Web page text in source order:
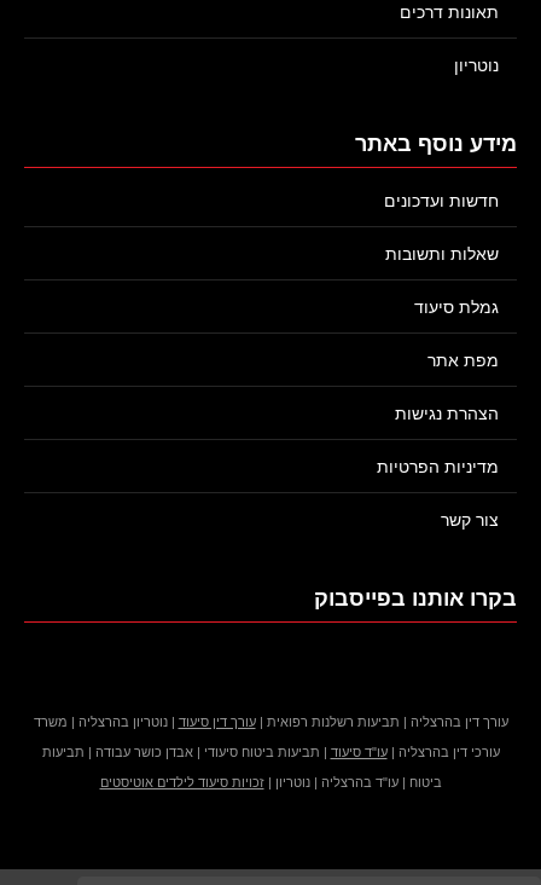
תאונות דרכים
נוטריון
מידע נוסף באתר
חדשות ועדכונים
שאלות ותשובות
גמלת סיעוד
מפת אתר
הצהרת נגישות
מדיניות הפרטיות
צור קשר
בקרו אותנו בפייסבוק
עורך דין בהרצליה | תביעות רשלנות רפואית |עורך דין סיעוד | נוטריון בהרצליה | משרד
עורכי דין בהרצליה |עו"ד סיעוד | תביעות ביטוח סיעודי | אבדן כושר עבודה | תביעות
ביטוח | עו"ד בהרצליה | נוטריון |זכויות סיעוד לילדים אוטיסטים